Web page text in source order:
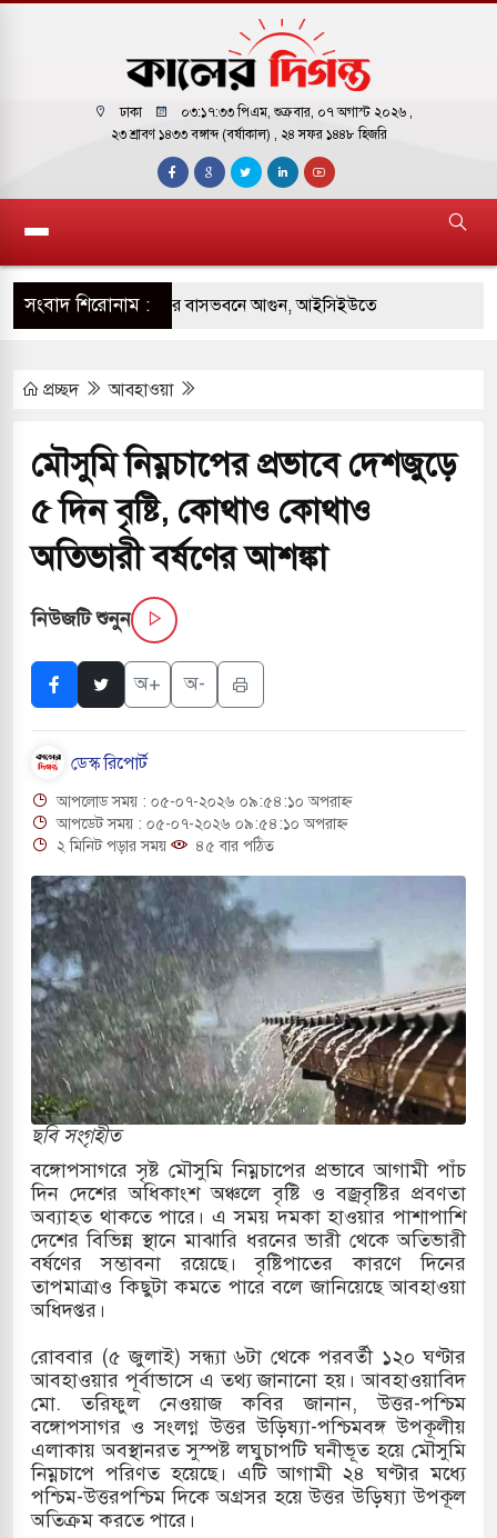
ঢাকা ০৩:১৭:৩৪ পিএম, শুক্রবার, ০৭ অগাস্ট ২০২৬ ,
২৩ শ্রাবণ ১৪৩৩ বঙ্গাব্দ (বর্ষাকাল) , ২৪ সফর ১৪৪৮ হিজরি
সংবাদ শিরোনাম :
পাকিস্তানি হাইকমিশনারের বাসভবনে আগুন, আইসিইউতে
হয়ে আসছে ‘স্পেশাল রেসপন্স ব্যাটালিয়ন
বাসের মুখোমুখি সংঘর্ষে ৯ জন নিহত
৬ শ্রমিক নিহত, আহত ১৫
বন্দুকধারীর গুলিতে শিক্ষক নিহত, হামলাকারীর আত্মহত্যা
মধ্যপ্রাচ্যে ব্ল্যাকআউটের কঠোর হুঁশিয়ারি ইরানের
বিমানবন্দরের নিরাপত্তা তল্লাশিতে ছাড় দেওয়া হবে না:
দক্ষিণ কোরিয়ার বন্দি ২৫ শতাংশ বেড়েছে
থাকুক বা না থাকুক, ইরানে একক সামরিক পদক্ষেপের
জুমার বয়ান ও নামাজ পড়াবেন দেওবন্দের
ছাড়লেন জনপ্রিয় ভারতীয় সাংবাদিক ময়ূখ রঞ্জন
অ্যারেস্ট আবেদন, বরগুনার এসআইয়ের বিরুদ্ধে
জাদুঘর নতুন বাংলাদেশের পথচলার কেন্দ্র হবে: ড.
বিভিন্ন খাতে সৌদির বিনিয়োগের আহবান প্রধানমন্ত্রীর
হামলায় ছাত্রদল ও ছাত্রলীগের আচরণ ইসরায়েলের
পথে ইসরায়েলীরা,হাতছাড়ার ঝুঁকিতে জরুরি
প্রচ্ছদ আবহাওয়া
মৌসুমি নিম্নচাপের প্রভাবে দেশজুড়ে
৫ দিন বৃষ্টি, কোথাও কোথাও
অতিভারী বর্ষণের আশঙ্কা
নিউজটি শুনুন
অ+ অ-
ডেস্ক রিপোর্ট
আপলোড সময় : ০৫-০৭-২০২৬ ০৯:৫৪:১০ অপরাহ্ন
আপডেট সময় : ০৫-০৭-২০২৬ ০৯:৫৪:১০ অপরাহ্ন
২ মিনিট পড়ার সময়
৪৫ বার পঠিত
ছবি সংগৃহীত
বঙ্গোপসাগরে সৃষ্ট মৌসুমি নিম্নচাপের প্রভাবে আগামী পাঁচ
দিন দেশের অধিকাংশ অঞ্চলে বৃষ্টি ও বজ্রবৃষ্টির প্রবণতা
অব্যাহত থাকতে পারে। এ সময় দমকা হাওয়ার পাশাপাশি
দেশের বিভিন্ন স্থানে মাঝারি ধরনের ভারী থেকে অতিভারী
বর্ষণের সম্ভাবনা রয়েছে। বৃষ্টিপাতের কারণে দিনের
তাপমাত্রাও কিছুটা কমতে পারে বলে জানিয়েছে আবহাওয়া
অধিদপ্তর।
রোববার (৫ জুলাই) সন্ধ্যা ৬টা থেকে পরবর্তী ১২০ ঘণ্টার
আবহাওয়ার পূর্বাভাসে এ তথ্য জানানো হয়। আবহাওয়াবিদ
মো. তরিফুল নেওয়াজ কবির জানান, উত্তর-পশ্চিম
বঙ্গোপসাগর ও সংলগ্ন উত্তর উড়িষ্যা-পশ্চিমবঙ্গ উপকূলীয়
এলাকায় অবস্থানরত সুস্পষ্ট লঘুচাপটি ঘনীভূত হয়ে মৌসুমি
নিম্নচাপে পরিণত হয়েছে। এটি আগামী ২৪ ঘণ্টার মধ্যে
পশ্চিম-উত্তরপশ্চিম দিকে অগ্রসর হয়ে উত্তর উড়িষ্যা উপকূল
অতিক্রম করতে পারে।